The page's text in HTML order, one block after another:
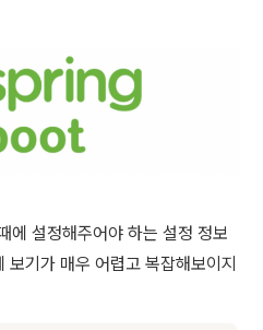
에 설정해주어야 하는 설정 정보
기가 매우 어렵고 복잡해보이지